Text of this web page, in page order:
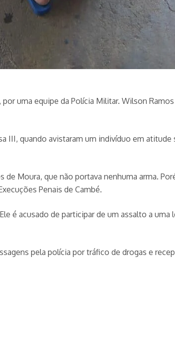
uma equipe da Polícia Militar. Wilson
III, quando avistaram um indivíduo em atitude
Moura, que não portava nenhuma arma.
Penais de Cambé.
é acusado de participar de um assalto a
pela polícia por tráfico de drogas e